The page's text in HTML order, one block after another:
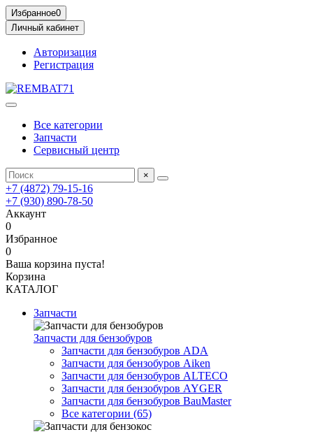
Избранное0
Личный кабинет
Авторизация
Регистрация
Все категории
Запчасти
Сервисный центр
×
+7 (4872) 79-15-16
+7 (930) 890-78-50
Аккаунт
0
Избранное
0
Ваша корзина пуста!
Корзина
КАТАЛОГ
Запчасти
Запчасти для бензобуров
Запчасти для бензобуров ADA
Запчасти для бензобуров Aiken
Запчасти для бензобуров ALTECO
Запчасти для бензобуров AYGER
Запчасти для бензобуров BauMaster
Все категории (65)